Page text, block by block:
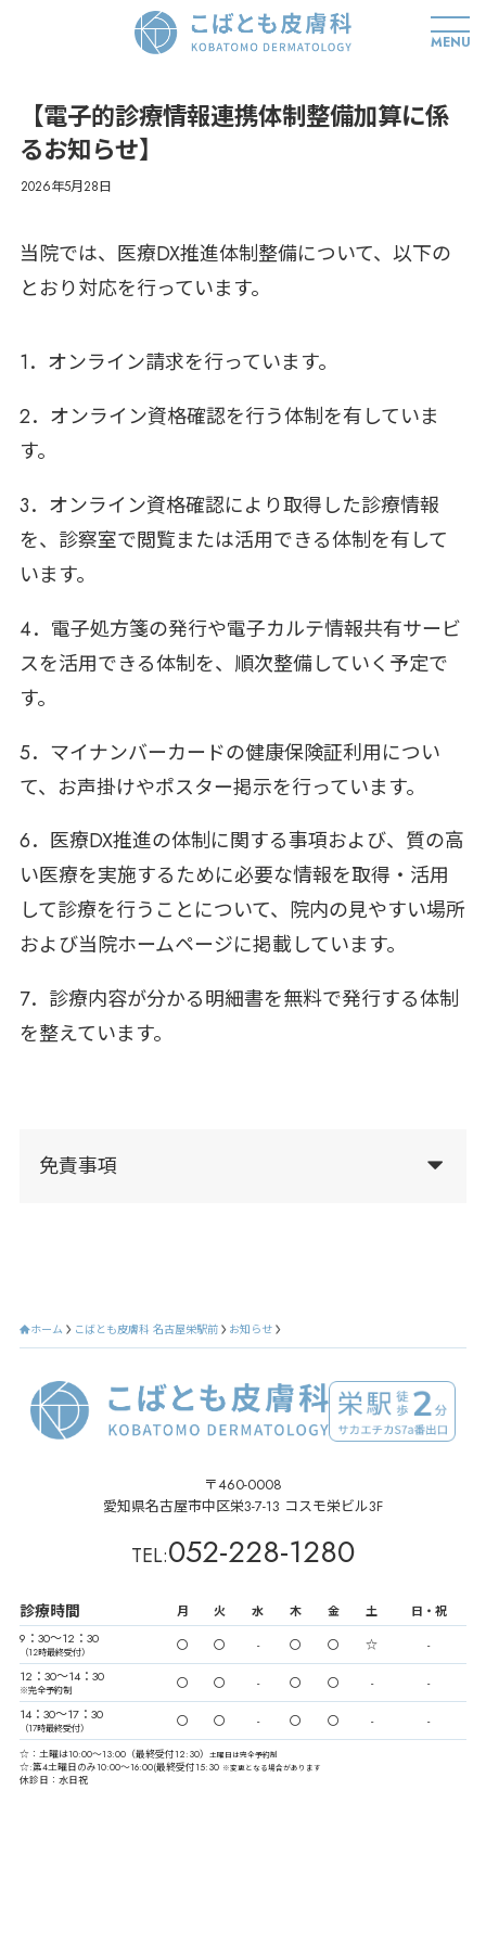
MENU
【電子的診療情報連携体制整備加算に係
るお知らせ】
2026年5月28日
当院では、医療DX推進体制整備について、以下の
とおり対応を行っています。
1．オンライン請求を行っています。
2．オンライン資格確認を行う体制を有していま
す。
3．オンライン資格確認により取得した診療情報
を、診察室で閲覧または活用できる体制を有して
います。
4．電子処方箋の発行や電子カルテ情報共有サービ
スを活用できる体制を、順次整備していく予定で
す。
5．マイナンバーカードの健康保険証利用につい
て、お声掛けやポスター掲示を行っています。
6．医療DX推進の体制に関する事項および、質の高
い医療を実施するために必要な情報を取得・活用
して診療を行うことについて、院内の見やすい場所
および当院ホームページに掲載しています。
7．診療内容が分かる明細書を無料で発行する体制
を整えています。
免責事項
ホーム こばとも皮膚科 名古屋栄駅前 お知らせ
〒460-0008
愛知県名古屋市中区栄3-7-13 コスモ栄ビル3F
TEL:052-228-1280
診療時間 月 火 水 木 金 土
日・祝
9：30〜12：30
（12時最終受付） 〇 〇 - 〇 〇 ☆
-
12：30〜14：30
※完全予約制 〇 〇 - 〇 〇 -
-
14：30〜17：30
（17時最終受付） 〇 〇 - 〇 〇 - -
☆：土曜は10:00〜13:00（最終受付12:30） 土曜日は完全予約制
☆:第4土曜日のみ10:00～16:00(最終受付15:30 ※変更となる場合があります
休診日：水日祝